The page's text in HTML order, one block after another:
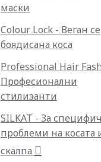
маски
Colour Lock - Веган
боядисана коса
Professional Hair
Професионални
стилизанти
SILKAT - За
проблеми на косата
скалпа